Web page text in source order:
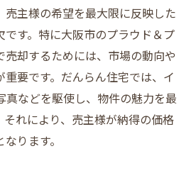
添うサポート体制
のためのプロセス
た販売戦略の強み
から見るエージェントの力
するためのエージェントの取
どう高める？笑顔あふれる売
主様の希望を最大限に反映した
です。特に大阪市のプラウド＆プ
売却するためには、市場の動向や
重要です。だんらん住宅では、イ
真などを駆使し、物件の魅力を最
れにより、売主様が納得の価格
ります。